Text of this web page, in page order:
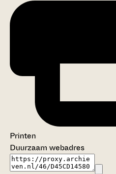
Printen
Duurzaam webadres